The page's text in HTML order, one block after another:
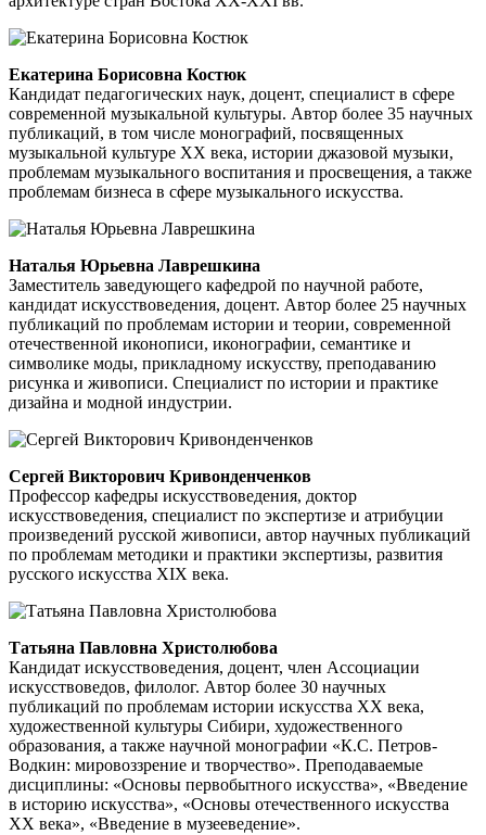
Екатерина Борисовна Костюк
Кандидат педагогических наук, доцент, специалист в сфере
современной музыкальной культуры. Автор более 35 научных
публикаций, в том числе монографий, посвященных
музыкальной культуре ХХ века, истории джазовой музыки,
проблемам музыкального воспитания и просвещения, а также
проблемам бизнеса в сфере музыкального искусства.
Наталья Юрьевна Лаврешкина
Заместитель заведующего кафедрой по научной работе,
кандидат искусствоведения, доцент. Автор более 25 научных
публикаций по проблемам истории и теории, современной
отечественной иконописи, иконографии, семантике и
символике моды, прикладному искусству, преподаванию
рисунка и живописи. Специалист по истории и практике
дизайна и модной индустрии.
Сергей Викторович Кривонденченков
Профессор кафедры искусствоведения, доктор
искусствоведения, специалист по экспертизе и атрибуции
произведений русской живописи, автор научных публикаций
по проблемам методики и практики экспертизы, развития
русского искусства XIX века.
Татьяна Павловна Христолюбова
Кандидат искусствоведения, доцент, член Ассоциации
искусствоведов, филолог. Автор более 30 научных
публикаций по проблемам истории искусства ХХ века,
художественной культуры Сибири, художественного
образования, а также научной монографии «К.С. Петров-
Водкин: мировоззрение и творчество». Преподаваемые
дисциплины: «Основы первобытного искусства», «Введение
в историю искусства», «Основы отечественного искусства
ХХ века», «Введение в музееведение».